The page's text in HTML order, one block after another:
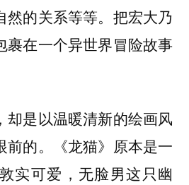
然的关系等等。把宏大乃
裹在一个异世界冒险故事
却是以温暖清新的绘画风
前的。《龙猫》原本是一
实可爱，无脸男这只幽